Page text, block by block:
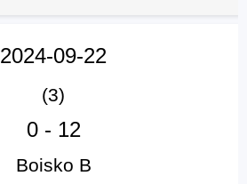
2024-09-22
(3)
0- 12
Boisko B